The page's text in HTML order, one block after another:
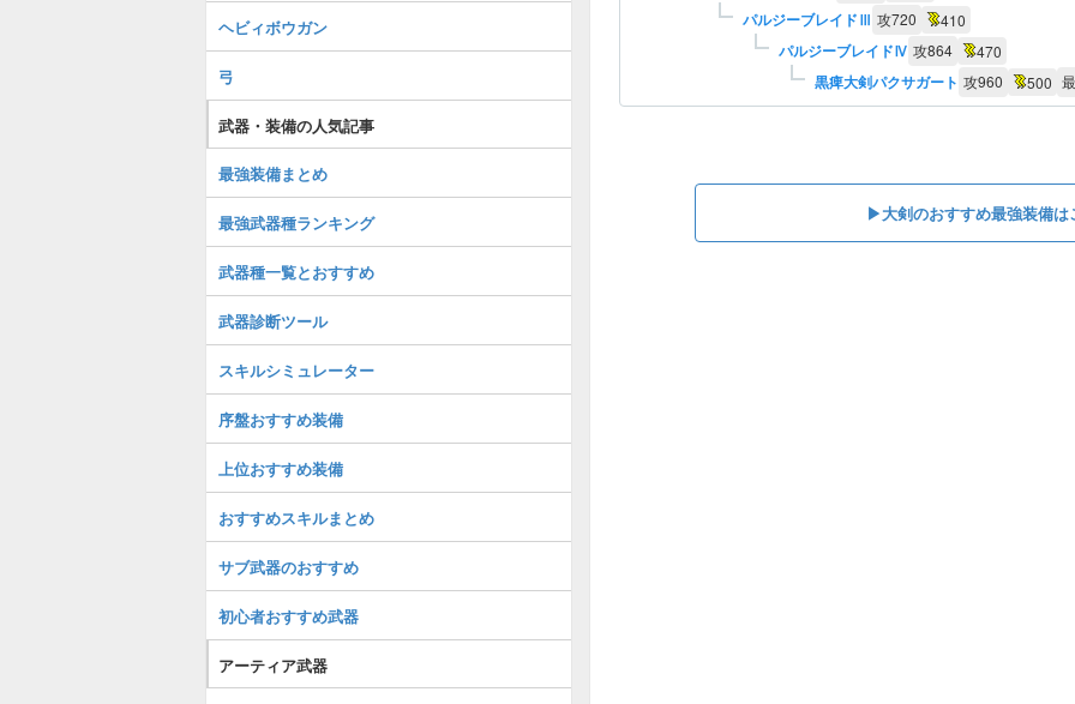
パルジーブレイドⅢ 攻720 410
パルジーブレイドⅣ 攻864 470
黒痺大剣パクサガート 攻960 500
▶︎大剣のおすすめ最強装備は
ヘビィボウガン
弓
武器・装備の人気記事
最強装備まとめ
最強武器種ランキング
武器種一覧とおすすめ
武器診断ツール
スキルシミュレーター
序盤おすすめ装備
上位おすすめ装備
おすすめスキルまとめ
サブ武器のおすすめ
初心者おすすめ武器
アーティア武器